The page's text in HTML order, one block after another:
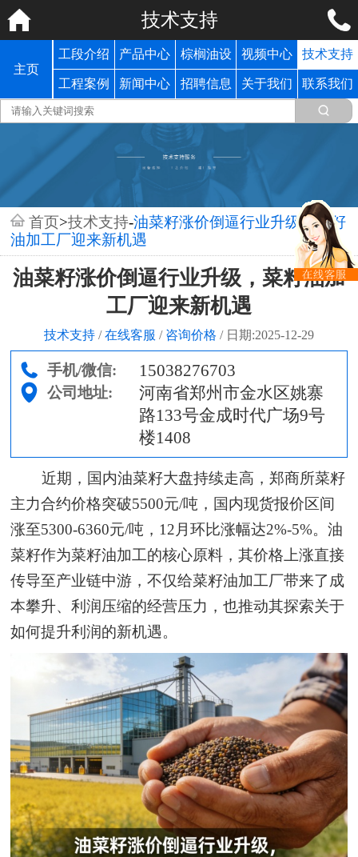
技术支持
主页
工段介绍 产品中心 棕榈油设
备
视频中心 技术支持
工程案例 新闻中心 招聘信息 关于我们 联系我们
首页>技术支持-油菜籽涨价倒逼行业升级，菜籽
油加工厂迎来新机遇
油菜籽涨价倒逼行业升级，菜籽油加
工厂迎来新机遇
技术支持 / 在线客服 / 咨询价格 / 日期:2025-12-29
手机/微信: 15038276703
公司地址:
河南省郑州市金水区姚寨
路133号金成时代广场9号
楼1408
近期，国内油菜籽大盘持续走高，郑商所菜籽
主力合约价格突破5500元/吨，国内现货报价区间
涨至5300-6360元/吨，12月环比涨幅达2%-5%。油
菜籽作为菜籽油加工的核心原料，其价格上涨直接
传导至产业链中游，不仅给菜籽油加工厂带来了成
本攀升、利润压缩的经营压力，也推动其探索关于
如何提升利润的新机遇。